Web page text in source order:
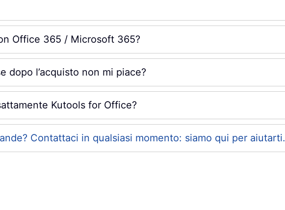
Office 365 / Microsoft 365?
dopo l’acquisto non mi piace?
Kutools for Office?
Contattaci in qualsiasi momento: siamo qui per aiutarti.